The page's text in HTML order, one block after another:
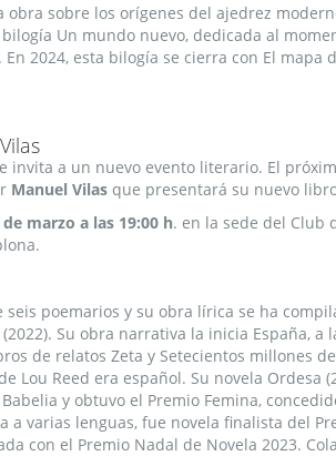
sobre los orígenes del ajedrez
Un mundo nuevo, dedicada al
2024, esta bilogía se cierra con El mapa
invita a un nuevo evento literario. El
Manuel Vilas que presentará su nuevo
marzo a las 19:00 h. en la sede del Club
poemarios y su obra lírica se ha
Su obra narrativa la inicia España,
de relatos Zeta y Setecientos millones
Lou Reed era español. Su novela Ordesa
y obtuvo el Premio Femina,
a varias lenguas, fue novela finalista del
con el Premio Nadal de Novela 2023.